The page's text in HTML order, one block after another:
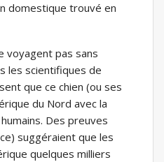
domestique trouvé en
voyagent pas sans
les scientifiques de
que ce chien (ou ses
du Nord avec la
Des preuves
suggéraient que les
quelques milliers